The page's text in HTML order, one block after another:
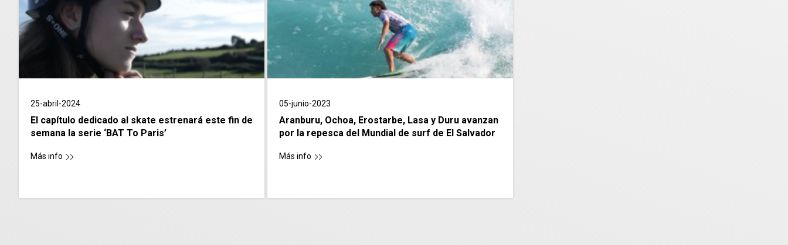
25-abril-2024
El capítulo dedicado al skate estrenará este fin de
semana la serie ‘BAT To Paris’
Más info
05-junio-2023
Aranburu, Ochoa, Erostarbe, Lasa y Duru avanzan
por la repesca del Mundial de surf de El Salvador
Más info